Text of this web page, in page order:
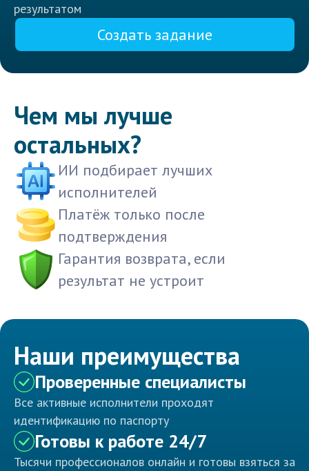
результатом
Создать задание
Чем мы лучше
остальных?
ИИ подбирает лучших
исполнителей
Платёж только после
подтверждения
Гарантия возврата, если
результат не устроит
Наши преимущества
Проверенные специалисты
Все активные исполнители проходят
идентификацию по паспорту
Готовы к работе 24/7
Тысячи профессионалов онлайн и готовы взяться за